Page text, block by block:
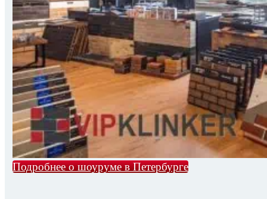
Подробнее о шоуруме в Петербурге